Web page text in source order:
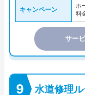
キャンペーン
ホ
料
サー
水道修理ル